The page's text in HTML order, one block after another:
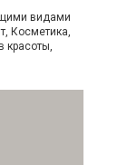
видами
Косметика,
красоты,